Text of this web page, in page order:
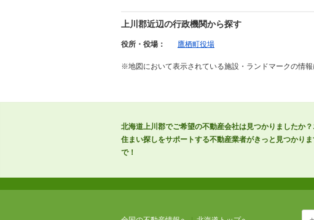
上川郡近辺の行政機関から探す
役所・役場： 鷹栖町役場
※地図において表示されている施設・ランドマークの情
北海道上川郡でご希望の不動産会社は見つかりましたか
住まい探しをサポートする不動産業者がきっと見つかり
で！